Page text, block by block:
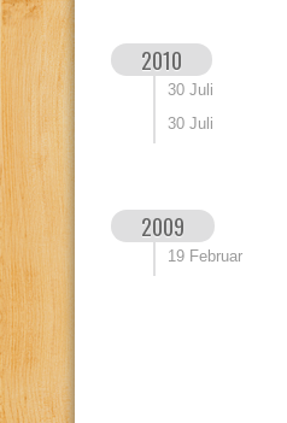
2010
30 Juli
30 Juli
2009
19 Februar